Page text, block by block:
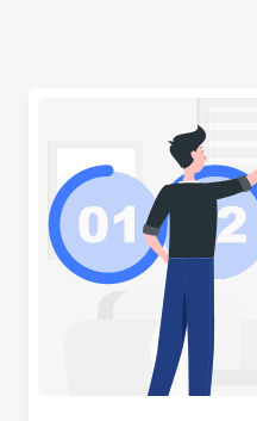
précises à toutes leurs